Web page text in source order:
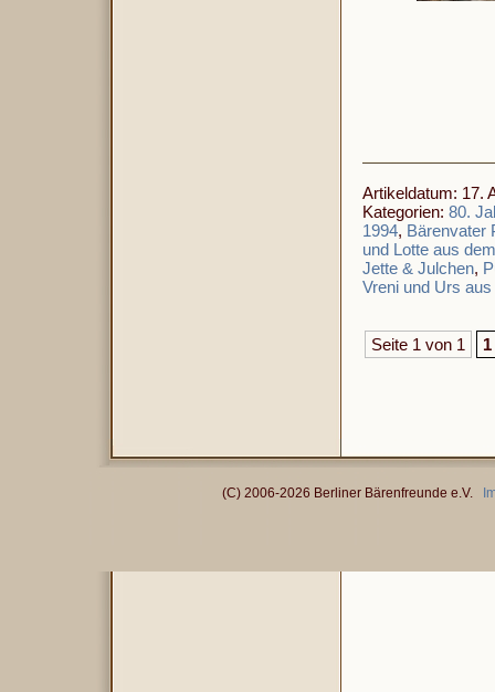
Artikeldatum: 17.
Kategorien: 80.
1994, Bärenvater
und Lotte aus
Jette & Julchen,
Vreni und Urs aus
Seite 1 von 1 1
(C) 2006-2026 Berliner Bärenfreunde e.V.